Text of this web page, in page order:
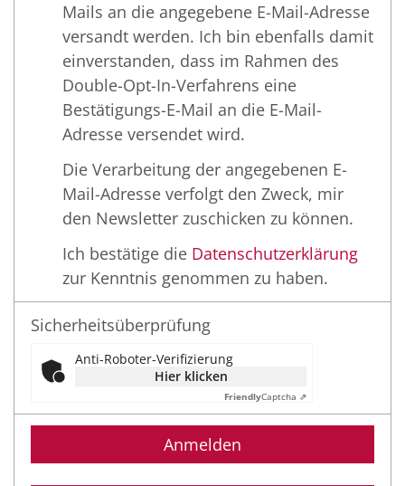
Mails an die angegebene E-Mail-Adresse
versandt werden. Ich bin ebenfalls damit
einverstanden, dass im Rahmen des
Double-Opt-In-Verfahrens eine
Bestätigungs-E-Mail an die E-Mail-
Adresse versendet wird.
Die Verarbeitung der angegebenen E-
Mail-Adresse verfolgt den Zweck, mir
den Newsletter zuschicken zu können.
Ich bestätige die Datenschutzerklärung
zur Kenntnis genommen zu haben.
Sicherheitsüberprüfung
Anti-Roboter-Verifizierung
Hier klicken
FriendlyCaptcha ⇗
Anmelden